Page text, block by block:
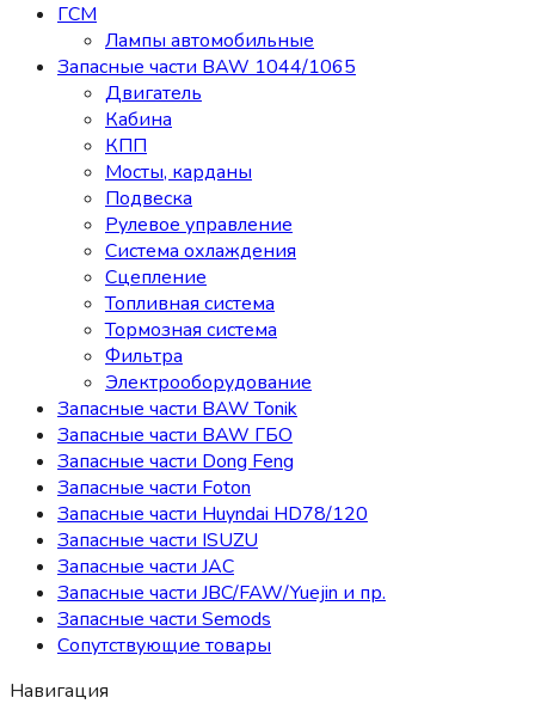
ГСМ
Лампы автомобильные
Запасные части BAW 1044/1065
Двигатель
Кабина
КПП
Мосты, карданы
Подвеска
Рулевое управление
Система охлаждения
Сцепление
Топливная система
Тормозная система
Фильтра
Электрооборудование
Запасные части BAW Tonik
Запасные части BAW ГБО
Запасные части Dong Feng
Запасные части Foton
Запасные части Huyndai HD78/120
Запасные части ISUZU
Запасные части JAC
Запасные части JBC/FAW/Yuejin и пр.
Запасные части Semods
Сопутствующие товары
Навигация